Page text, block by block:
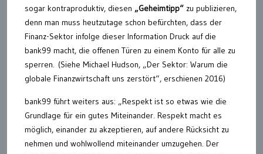
sogar kontraproduktiv, diesen „Geheimtipp“ zu publizieren,
denn man muss heutzutage schon befürchten, dass der
Finanz-Sektor infolge dieser Information Druck auf die
bank99 macht, die offenen Türen zu einem Konto für alle zu
sperren. (Siehe Michael Hudson, „Der Sektor: Warum die
globale Finanzwirtschaft uns zerstört“, erschienen 2016)
bank99 führt weiters aus: „Respekt ist so etwas wie die
Grundlage für ein gutes Miteinander. Respekt macht es
möglich, einander zu akzeptieren, auf andere Rücksicht zu
nehmen und wohlwollend miteinander umzugehen. Der